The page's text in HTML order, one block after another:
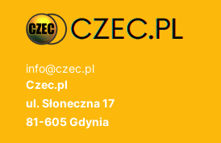
info@czec.pl
Czec.pl
ul. Słoneczna 17
81-605 Gdynia